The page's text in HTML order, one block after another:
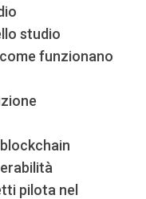
studio
funzionano
pilota nel